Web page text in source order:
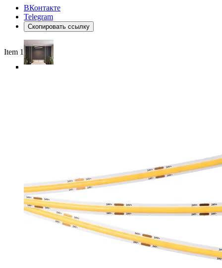
ВКонтакте
Telegram
Скопировать ссылку
Item 1 of 6